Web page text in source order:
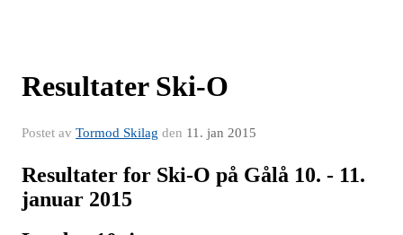
Resultater Ski-O
Postet av Tormod Skilag den 11. jan 2015
Resultater for Ski-O på Gålå 10. - 11.
januar 2015